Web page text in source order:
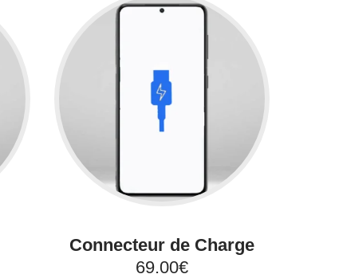
Connecteur de Charge
69.00€